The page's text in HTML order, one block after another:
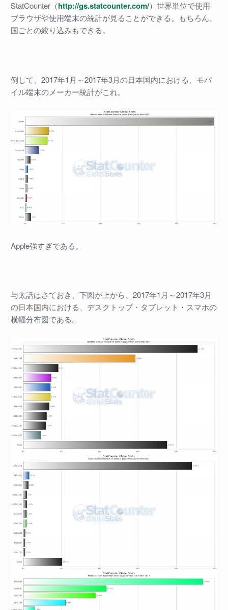
StatCounter（http://gs.statcounter.com/）世界単位で使用
ブラウザや使用端末の統計が見ることができる。もちろん、
国ごとの絞り込みもできる。
例して、2017年1月～2017年3月の日本国内における、モバ
イル端末のメーカー統計がこれ。
Apple強すぎである。
与太話はさておき、下図が上から、2017年1月～2017年3月
の日本国内における、デスクトップ・タブレット・スマホの
横幅分布図である。